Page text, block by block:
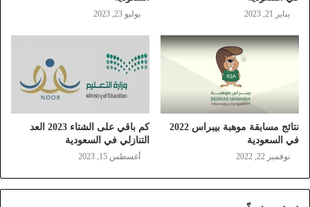
يناير 21, 2023 يوليو 23, 2023
نتائج مسابقة موهبة بيبراس 2022
في السعودية
نوفمبر 22, 2022
كم باقي على الشتاء 2023 العد
التنازلي في السعودية
أغسطس 15, 2023